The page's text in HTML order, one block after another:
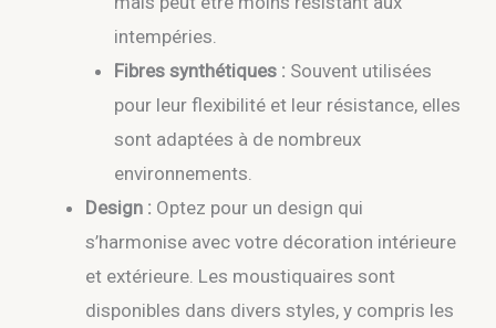
intempéries.
Fibres synthétiques : Souvent utilisées
pour leur flexibilité et leur résistance, elles
sont adaptées à de nombreux
environnements.
Design : Optez pour un design qui
s’harmonise avec votre décoration intérieure
et extérieure. Les moustiquaires sont
disponibles dans divers styles, y compris les